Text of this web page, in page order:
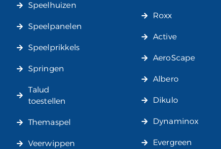
Speelhuizen
Speelpanelen
Speelprikkels
Springen
Talud
toestellen
Themaspel
Veerwippen
Roxx
Active
AeroScape
Albero
Dikulo
Dynaminox
Evergreen